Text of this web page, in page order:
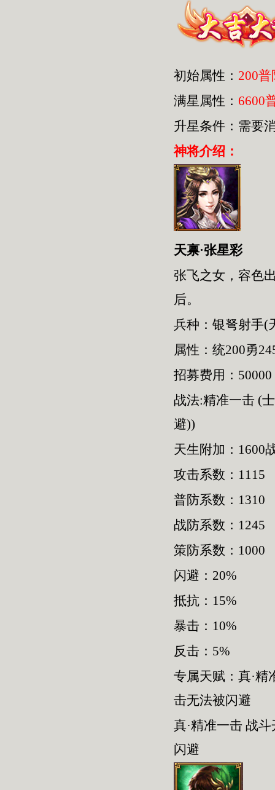
初始属性： 200
满星属性： 6600
升星条件：需要
神将介绍：
天禀·张星彩
张飞之女，容色
后。
兵种：银弩射手(
属性：统200勇
招募费用：50000
战法:精准一击 (
避))
天生附加：1600
攻击系数：1115
普防系数：1310
战防系数：1245
策防系数：1000
闪避：20%
抵抗：15%
暴击：10%
反击：5%
专属天赋：真·精
击无法被闪避
真·精准一击 战
闪避